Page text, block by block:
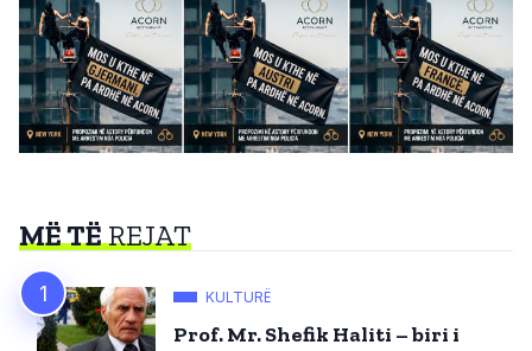
MË TËREJAT
KULTURË
Prof. Mr. Shefik Haliti – biri i